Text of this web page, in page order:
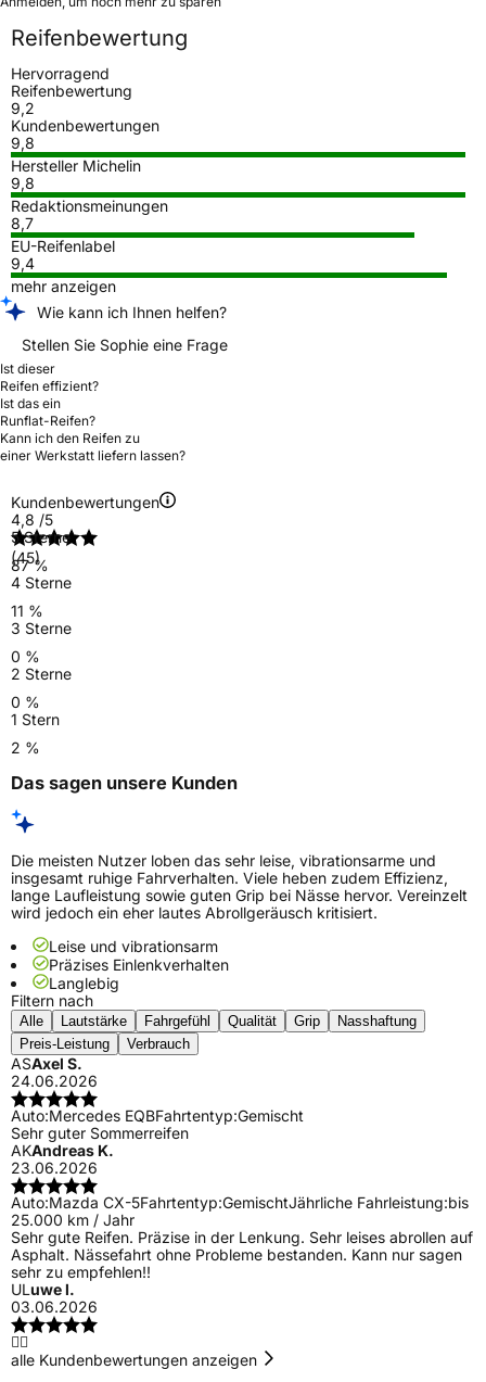
Reifenbewertung
Hervorragend
Reifenbewertung
9,2
Kundenbewertungen
9,8
Hersteller Michelin
9,8
Redaktionsmeinungen
8,7
EU-Reifenlabel
9,4
mehr anzeigen
Wie kann ich Ihnen helfen?
Stellen Sie Sophie eine Frage
Ist dieser
Reifen effizient?
Ist das ein
Runflat-Reifen?
Kann ich den Reifen zu
einer Werkstatt liefern lassen?
Kundenbewertungen
4,8 /5
(45)
5 Sterne
87 %
4 Sterne
11 %
3 Sterne
0 %
2 Sterne
0 %
1 Stern
2 %
Das sagen unsere Kunden
Die meisten Nutzer loben das sehr leise, vibrationsarme und
insgesamt ruhige Fahrverhalten. Viele heben zudem Effizienz,
lange Laufleistung sowie guten Grip bei Nässe hervor. Vereinzelt
wird jedoch ein eher lautes Abrollgeräusch kritisiert.
Leise und vibrationsarm
Präzises Einlenkverhalten
Langlebig
Filtern nach
Alle Lautstärke Fahrgefühl Qualität Grip
Nasshaftung
Preis-Leistung
Verbrauch
ASAxel S.
24.06.2026
Auto:Mercedes EQBFahrtentyp:Gemischt
Sehr guter Sommerreifen
AKAndreas K.
23.06.2026
Auto:Mazda CX-5Fahrtentyp:GemischtJährliche Fahrleistung:bis
25.000 km / Jahr
Sehr gute Reifen. Präzise in der Lenkung. Sehr leises abrollen auf
Asphalt. Nässefahrt ohne Probleme bestanden. Kann nur sagen
sehr zu empfehlen!!
ULuwe l.
03.06.2026
👍🏻
alle Kundenbewertungen anzeigen